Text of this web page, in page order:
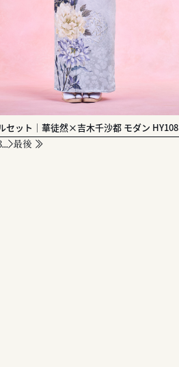
セット｜華徒然×吉木千沙都 モダン HY108
... 最後